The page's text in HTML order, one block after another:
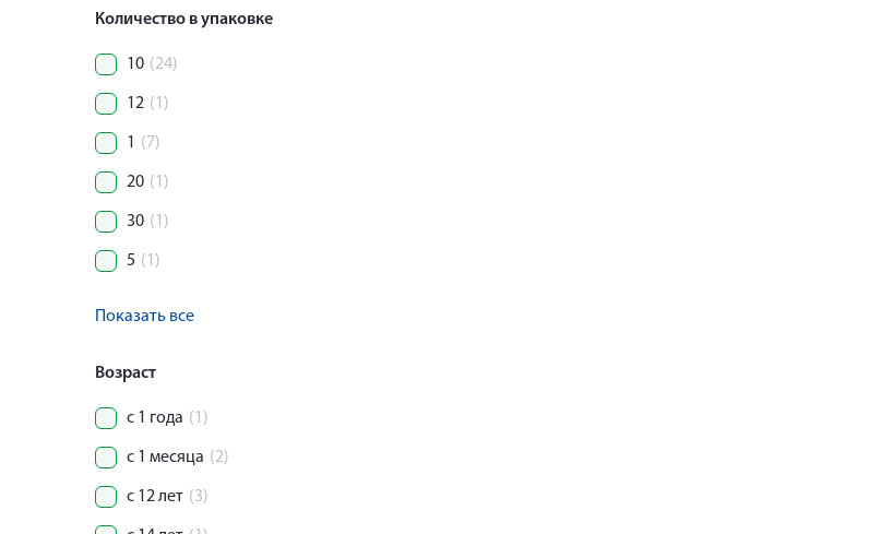
Количество в упаковке
10 (24)
12 (1)
1 (7)
20 (1)
30 (1)
5 (1)
Показать все
Возраст
с 1 года (1)
с 1 месяца (2)
с 12 лет (3)